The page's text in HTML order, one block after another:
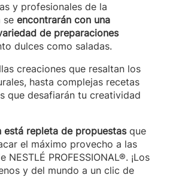
y profesionales de la
se encontrarán con una
de preparaciones
dulces como saladas.
creaciones que resaltan los
hasta complejas recetas
que desafiarán tu creatividad
está repleta de propuestasque
el máximo provecho a las
NESTLÉ PROFESSIONAL®. ¡Los
y del mundo a un clic de